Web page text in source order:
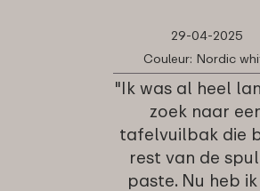
29-04-2025
Couleur: Nordic
"Ik was al heel
zoek naar
tafelvuilbak die
rest van de
paste. Nu heb